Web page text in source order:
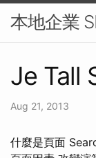
本地企業
Je Tall
Aug 21, 2013
什麼是頁面